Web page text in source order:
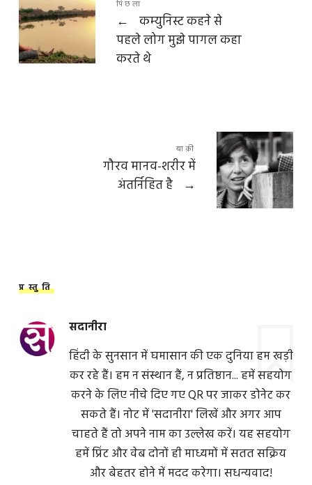
पिछला
←
कम्युनिस्ट कहने से
पहले लोग मुझे पागल कहा
करते थे
बाक़ी
गौरव मानव-शरीर में
अंतर्निहित है
→
प्रस्तुति
सदानीरा
हिंदी के सुनसान में घमासान की एक दुनिया हम खड़ी
कर रहे हैं। हम न संस्थान हैं, न प्रतिष्ठान... हमें सहयोग
करने के लिए नीचे दिए गए QR पर जाकर डोनेट कर
सकते हैं। नोट में 'सदानीरा' लिखें और अगर आप
चाहते हैं तो अपने नाम का उल्लेख करें। यह सहयोग
हमें प्रिंट और वेब दोनों ही माध्यमों में सतत सक्रिय
और बेहतर होने में मदद करेगा। सधन्यवाद!